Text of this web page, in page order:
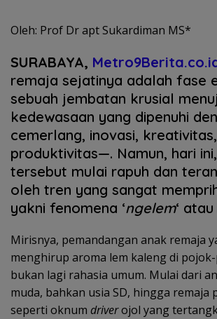
Oleh: Prof Dr apt Sukardiman MS*
SURABAYA,
remaja sejatinya adalah fase
sebuah jembatan krusial
kedewasaan yang dipenuhi
cemerlang, inovasi,
produktivitas—. Namun, hari
tersebut mulai rapuh dan
oleh tren yang sangat
yakni fenomena ‘ngelem‘ atau
Mirisnya, pemandangan anak remaja
menghirup aroma lem kaleng di
bukan lagi rahasia umum. Mulai dari
muda, bahkan usia SD, hingga remaja
seperti oknum driverojol yang